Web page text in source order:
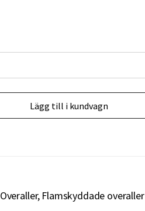
Lägg till i kundvagn
Overaller Flamskyddade overaller